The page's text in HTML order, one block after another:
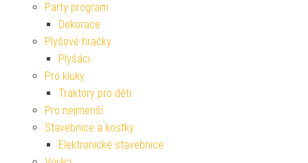
Party program
Dekorace
Plyšové hračky
Plyšáci
Pro kluky
Traktory pro děti
Pro nejmenší
Stavebnice a kostky
Elektronické stavebnice